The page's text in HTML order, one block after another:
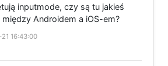
inputmode, czy są tu jakieś
między Androidem a iOS-em?
16:43:00